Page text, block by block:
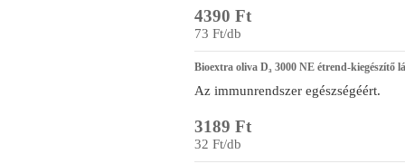
4390 Ft
73 Ft/db
Bioextra oliva D₃ 3000 NE étrend-kiegészítő
Az immunrendszer egészségéért.
3189 Ft
32 Ft/db